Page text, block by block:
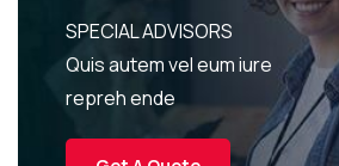
SPECIAL ADVISORS
Quis autem vel eum iure
repreh ende